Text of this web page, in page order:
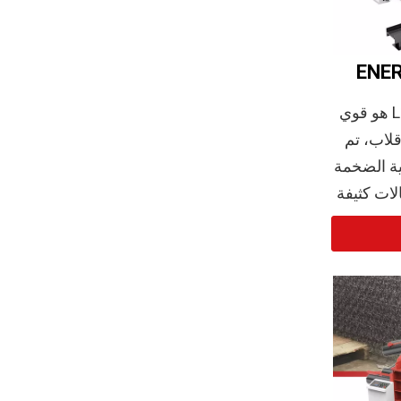
إلى
ال ENERPAT أمب-L1612-160 هو قوي
تم
الضخمة
كثيفة
خصيصًا